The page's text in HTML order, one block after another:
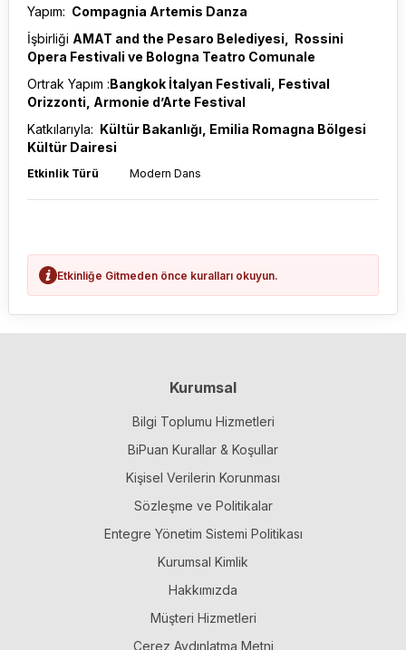
Yapım: Compagnia Artemis Danza
İşbirliği AMAT and the Pesaro Belediyesi, Rossini
Opera Festivali ve Bologna Teatro Comunale
Ortrak Yapım :Bangkok İtalyan Festivali, Festival
Orizzonti, Armonie d’Arte Festival
Katkılarıyla: Kültür Bakanlığı, Emilia Romagna Bölgesi
Kültür Dairesi
Etkinlik Türü Modern Dans
Etkinliğe Gitmeden önce kuralları okuyun.
Kurumsal
Bilgi Toplumu Hizmetleri
BiPuan Kurallar & Koşullar
Kişisel Verilerin Korunması
Sözleşme ve Politikalar
Entegre Yönetim Sistemi Politikası
Kurumsal Kimlik
Hakkımızda
Müşteri Hizmetleri
Çerez Aydınlatma Metni